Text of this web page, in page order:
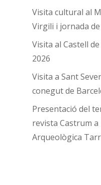
Visita cultural al
Virgili i jornada
Visita al Castell
2026
Visita a Sant
conegut de
Presentació del
revista Castrum a
Arqueològica